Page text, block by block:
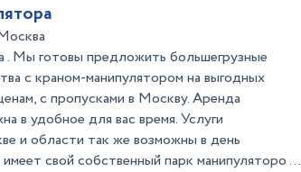
. Мы готовы предложить большегрузные
с краном-манипулятором на выгодных
с пропусками в Москву. Аренда
в удобное для вас время. Услуги
и области так же возможны в день
свой собственный парк манипуляторо ...